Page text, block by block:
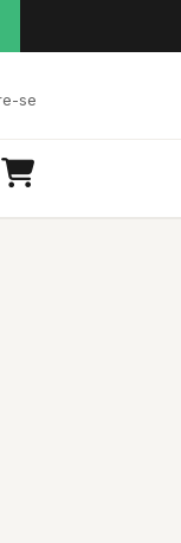
se